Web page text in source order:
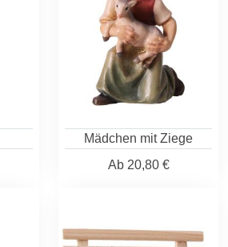
Mädchen mit Ziege
Ab20,80 €